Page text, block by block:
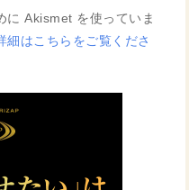
に Akismet を使っていま
細はこちらをご覧くださ